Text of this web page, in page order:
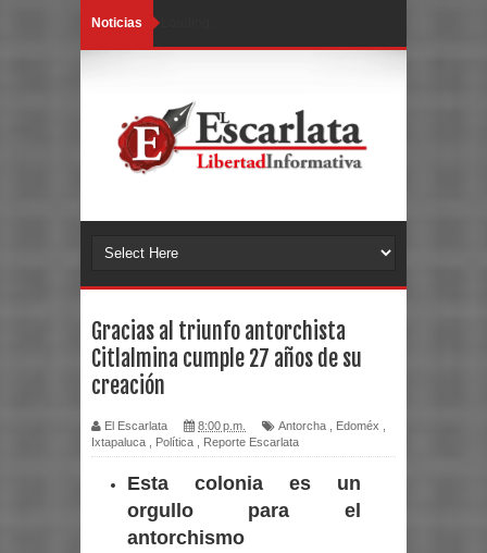
Noticias
Gracias al triunfo antorchista
Citlalmina cumple 27 años de su
creación
El Escarlata 8:00 p.m. Antorcha Edoméx
Ixtapaluca
Política Reporte Escarlata
Esta colonia es un
orgullo para el
antorchismo